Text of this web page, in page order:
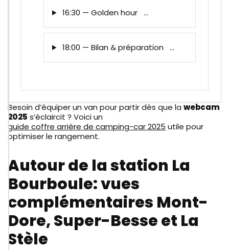
16:30 — Golden hour …
18:00 — Bilan & préparation …
Astuce: ajoutez cette timeline à vos favoris. Vos
notes sont enregistrées localement
(navigateur) pour chaque date.
Besoin d’équiper un van pour partir dès que la webcam
2025 s’éclaircit ? Voici un
guide coffre arrière de camping-car 2025 utile pour
optimiser le rangement.
Autour de la station La
Bourboule: vues
complémentaires Mont-
Dore, Super-Besse et La
Stèle